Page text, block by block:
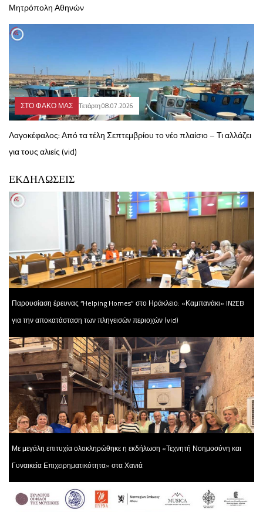
Μητρόπολη Αθηνών
ΣΤΟ ΦΑΚΟ ΜΑΣ Τετάρτη 08.07.2026
Λαγοκέφαλος: Από τα τέλη Σεπτεμβρίου το νέο πλαίσιο – Τι αλλάζει
για τους αλιείς (vid)
ΕΚΔΗΛΩΣΕΙΣ
Παρουσίαση έρευνας “Helping Homes” στο Ηράκλειο: «Καμπανάκι» INZEB
για την αποκατάσταση των πληγεισών περιοχών (vid)
Με μεγάλη επιτυχία ολοκληρώθηκε η εκδήλωση «Τεχνητή Νοημοσύνη και
Γυναικεία Επιχειρηματικότητα» στα Χανιά